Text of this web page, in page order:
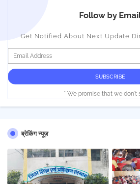
Follow by
Get Notified About Next Update
* We promise that we don't
ब्रेकिंग न्यूज़